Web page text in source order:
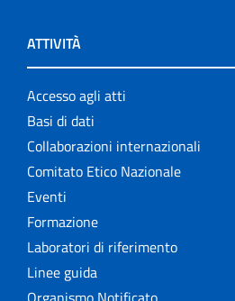
ATTIVITÀ
Accesso agli atti
Basi di dati
Collaborazioni internazionali
Comitato Etico Nazionale
Eventi
Formazione
Laboratori di riferimento
Linee guida